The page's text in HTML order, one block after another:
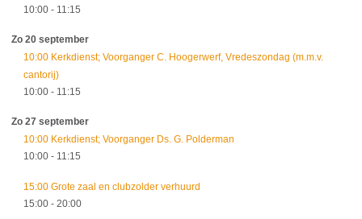
10:00 - 11:15
Zo 20 september
10:00 Kerkdienst; Voorganger C. Hoogerwerf, Vredeszondag (m.m.v.
cantorij)
10:00 - 11:15
Zo 27 september
10:00 Kerkdienst; Voorganger Ds. G. Polderman
10:00 - 11:15
15:00 Grote zaal en clubzolder verhuurd
15:00 - 20:00